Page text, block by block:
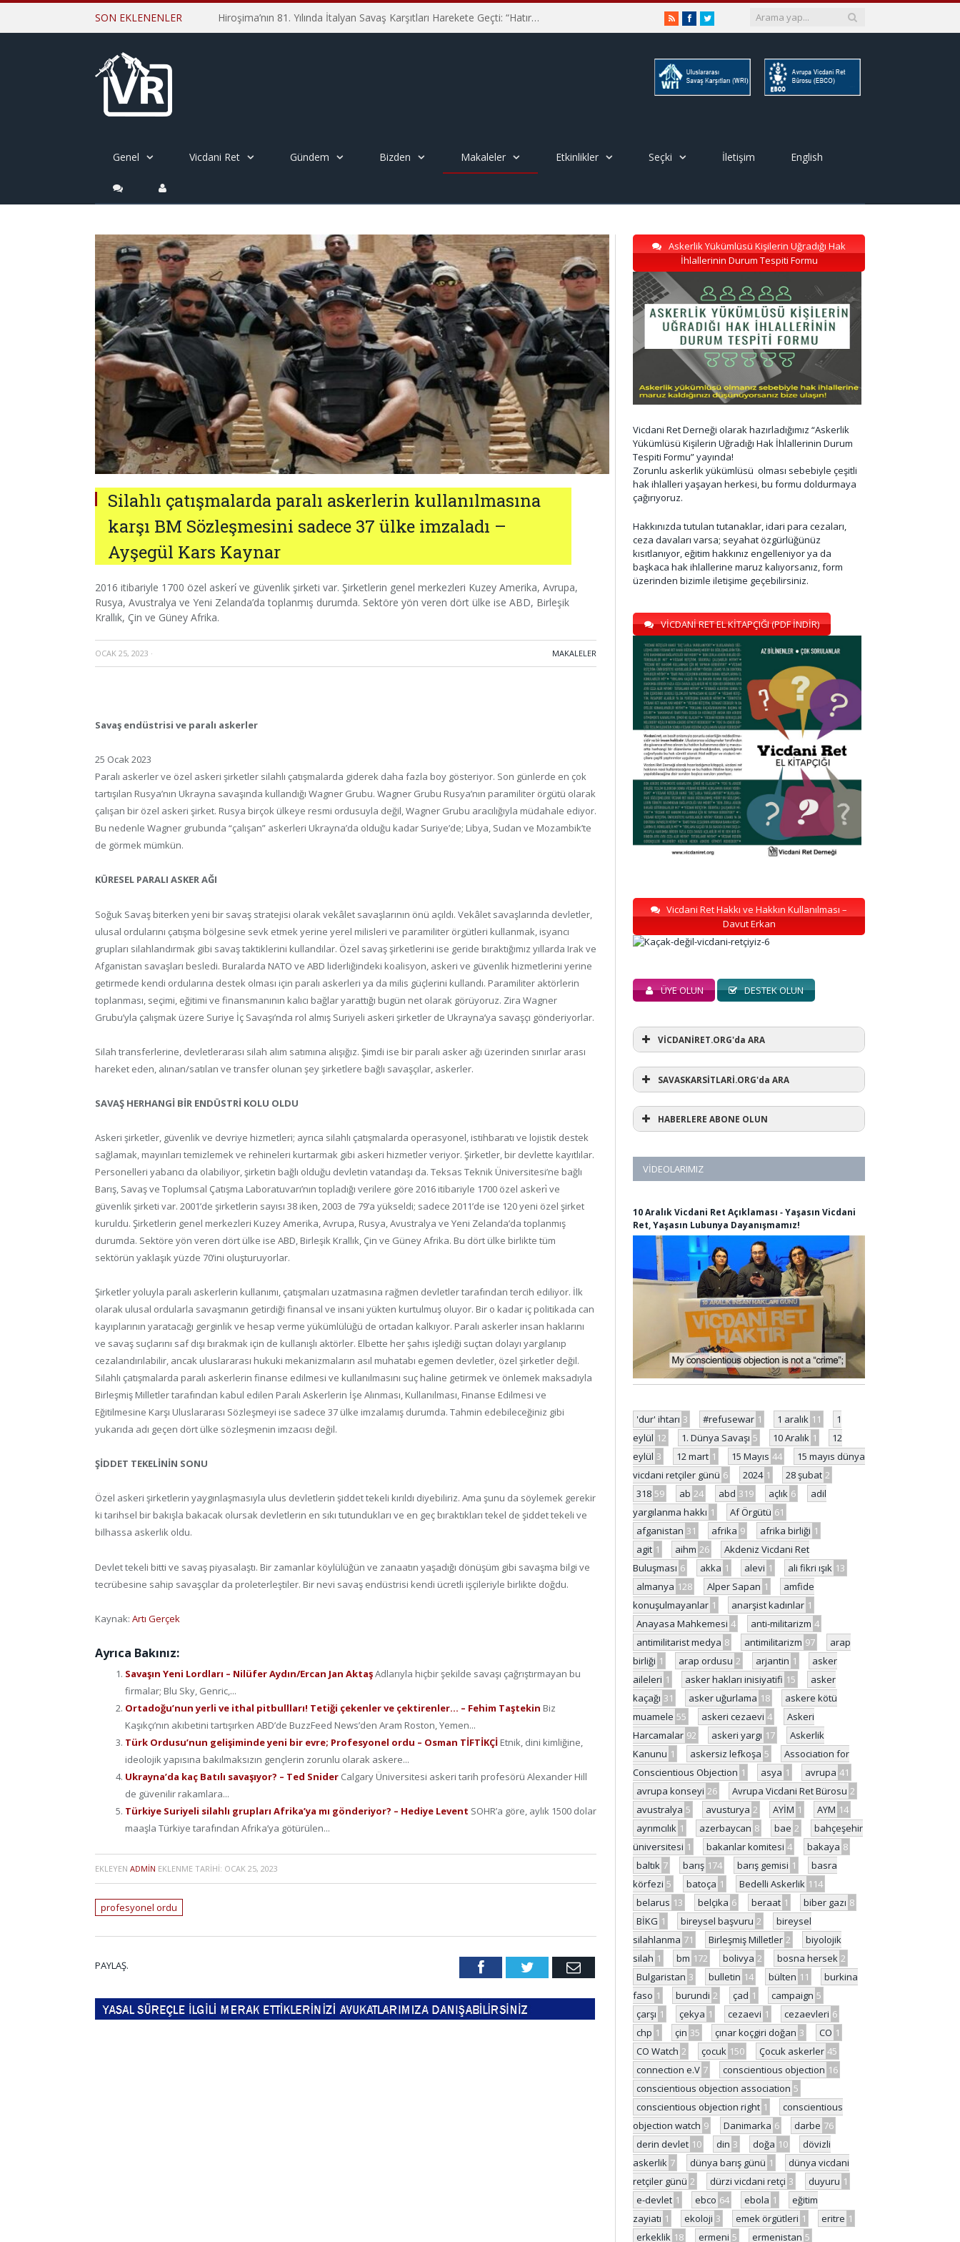
SON EKLENENLER Hiroşima’nın 81. Yılında İtalyan Savaş Karşıtları Harekete Geçti: “Hatırlamak yeterli değil” RSSFacebookTwitter
Genel Vicdani Ret Gündem Bizden Makaleler Etkinlikler Seçki İletişim English
Silahlı çatışmalarda paralı askerlerin kullanılmasına
karşı BM Sözleşmesini sadece 37 ülke imzaladı –
Ayşegül Kars Kaynar
2016 itibariyle 1700 özel askeri̇ ve güvenlik şirketi var. Şirketlerin genel merkezleri Kuzey Amerika, Avrupa,
Rusya, Avustralya ve Yeni Zelanda’da toplanmış durumda. Sektöre yön veren dört ülke ise ABD, Birleşik
Krallık, Çin ve Güney Afrika.
OCAK 25, 2023 · MAKALELER
Savaş endüstrisi ve paralı askerler
25 Ocak 2023
Paralı askerler ve özel askeri şirketler silahlı çatışmalarda giderek daha fazla boy gösteriyor. Son günlerde en çok
tartışılan Rusya’nın Ukrayna savaşında kullandığı Wagner Grubu. Wagner Grubu Rusya’nın paramiliter örgütü olarak
çalışan bir özel askeri şirket. Rusya birçok ülkeye resmi ordusuyla değil, Wagner Grubu aracılığıyla müdahale ediyor.
Bu nedenle Wagner grubunda “çalışan” askerleri Ukrayna’da olduğu kadar Suriye’de; Libya, Sudan ve Mozambik’te
de görmek mümkün.
KÜRESEL PARALI ASKER AĞI
Soğuk Savaş biterken yeni bir savaş stratejisi olarak vekâlet savaşlarının önü açıldı. Vekâlet savaşlarında devletler,
ulusal ordularını çatışma bölgesine sevk etmek yerine yerel milisleri ve paramiliter örgütleri kullanmak, isyancı
grupları silahlandırmak gibi savaş taktiklerini kullandılar. Özel savaş şirketlerini ise geride bıraktığımız yıllarda Irak ve
Afganistan savaşları besledi. Buralarda NATO ve ABD liderliğindeki koalisyon, askeri ve güvenlik hizmetlerini yerine
getirmede kendi ordularına destek olması için paralı askerleri ya da milis güçlerini kullandı. Paramiliter aktörlerin
toplanması, seçimi, eğitimi ve finansmanının kalıcı bağlar yarattığı bugün net olarak görüyoruz. Zira Wagner
Grubu’yla çalışmak üzere Suriye İç Savaşı’nda rol almış Suriyeli askeri şirketler de Ukrayna’ya savaşçı gönderiyorlar.
Silah transferlerine, devletlerarası silah alım satımına alışığız. Şimdi ise bir paralı asker ağı üzerinden sınırlar arası
hareket eden, alınan/satılan ve transfer olunan şey şirketlere bağlı savaşçılar, askerler.
SAVAŞ HERHANGİ BİR ENDÜSTRİ KOLU OLDU
Askeri şirketler, güvenlik ve devriye hizmetleri; ayrıca silahlı çatışmalarda operasyonel, istihbaratı ve lojistik destek
sağlamak, mayınları temizlemek ve rehineleri kurtarmak gibi askeri hizmetler veriyor. Şirketler, bir devlette kayıtlılar.
Personelleri yabancı da olabiliyor, şirketin bağlı olduğu devletin vatandaşı da. Teksas Teknik Üniversitesi’ne bağlı
Barış, Savaş ve Toplumsal Çatışma Laboratuvarı’nın topladığı verilere göre 2016 itibariyle 1700 özel askeri̇ ve
güvenlik şirketi var. 2001’de şirketlerin sayısı 38 iken, 2003 de 79’a yükseldi; sadece 2011’de ise 120 yeni özel şirket
kuruldu. Şirketlerin genel merkezleri Kuzey Amerika, Avrupa, Rusya, Avustralya ve Yeni Zelanda’da toplanmış
durumda. Sektöre yön veren dört ülke ise ABD, Birleşik Krallık, Çin ve Güney Afrika. Bu dört ülke birlikte tüm
sektörün yaklaşık yüzde 70’ini oluşturuyorlar.
Şirketler yoluyla paralı askerlerin kullanımı, çatışmaları uzatmasına rağmen devletler tarafından tercih ediliyor. İlk
olarak ulusal ordularla savaşmanın getirdiği finansal ve insani yükten kurtulmuş oluyor. Bir o kadar iç politikada can
kayıplarının yaratacağı gerginlik ve hesap verme yükümlülüğü de ortadan kalkıyor. Paralı askerler insan haklarını
ve savaş suçlarını saf dışı bırakmak için de kullanışlı aktörler. Elbette her şahıs işlediği suçtan dolayı yargılanıp
cezalandırılabilir, ancak uluslararası hukuki mekanizmaların asıl muhatabı egemen devletler, özel şirketler değil.
Silahlı çatışmalarda paralı askerlerin finanse edilmesi ve kullanılmasını suç haline getirmek ve önlemek maksadıyla
Birleşmiş Milletler tarafından kabul edilen Paralı Askerlerin İşe Alınması, Kullanılması, Finanse Edilmesi ve
Eğitilmesine Karşı Uluslararası Sözleşmeyi ise sadece 37 ülke imzalamış durumda. Tahmin edebileceğiniz gibi
yukarıda adı geçen dört ülke sözleşmenin imzacısı değil.
ŞİDDET TEKELİNİN SONU
Özel askeri şirketlerin yaygınlaşmasıyla ulus devletlerin şiddet tekeli kırıldı diyebiliriz. Ama şunu da söylemek gerekir
ki tarihsel bir bakışla bakacak olursak devletlerin en sıkı tutundukları ve en geç bıraktıkları tekel de şiddet tekeli ve
bilhassa askerlik oldu.
Devlet tekeli bitti ve savaş piyasalaştı. Bir zamanlar köylülüğün ve zanaatın yaşadığı dönüşüm gibi savaşma bilgi ve
tecrübesine sahip savaşçılar da proleterleştiler. Bir nevi savaş endüstrisi kendi ücretli işçileriyle birlikte doğdu.
Kaynak: Artı Gerçek
Ayrıca Bakınız:
Savaşın Yeni Lordları – Nilüfer Aydın/Ercan Jan AktaşAdlarıyla hiçbir şekilde savaşı çağrıştırmayan bu
firmalar; Blu Sky, Genric,...
Ortadoğu’nun yerli ve ithal pitbullları! Tetiği çekenler ve çektirenler… – Fehim Taştekin Biz
Kaşıkçı’nın akıbetini tartışırken ABD’de BuzzFeed News’den Aram Roston, Yemen...
Türk Ordusu’nun gelişiminde yeni bir evre; Profesyonel ordu – Osman TİFTİKÇİ Etnik, dini kimliğine,
ideolojik yapısına bakılmaksızın gençlerin zorunlu olarak askere...
Ukrayna’da kaç Batılı savaşıyor? – Ted Snider Calgary Üniversitesi askeri tarih profesörü Alexander Hill
de güvenilir rakamlara...
Türkiye Suriyeli silahlı grupları Afrika’ya mı gönderiyor? – Hediye Levent SOHR’a göre, aylık 1500 dolar
maaşla Türkiye tarafından Afrika’ya götürülen...
EKLEYEN ADMIN EKLENME TARIHI: OCAK 25, 2023
profesyonel ordu
PAYLAŞ. FacebookTwitter Email
Askerlik Yükümlüsü Kişilerin Uğradığı Hak
İhlallerinin Durum Tespiti Formu
Vicdani Ret Derneği olarak hazırladığımız “Askerlik
Yükümlüsü Kişilerin Uğradığı Hak İhlallerinin Durum
Tespiti Formu” yayında!
Zorunlu askerlik yükümlüsü olması sebebiyle çeşitli
hak ihlalleri yaşayan herkesi, bu formu doldurmaya
çağırıyoruz.
Hakkınızda tutulan tutanaklar, idari para cezaları,
ceza davaları varsa; seyahat özgürlüğünüz
kısıtlanıyor, eğitim hakkınız engelleniyor ya da
başkaca hak ihlallerine maruz kalıyorsanız, form
üzerinden bizimle iletişime geçebilirsiniz.
VİCDANİ RET EL KİTAPÇIĞI (PDF İNDİR)
Vicdani Ret Hakkı ve Hakkın Kullanılması –
Davut Erkan
ÜYE OLUN DESTEK OLUN
VİCDANİRET.ORG'da ARA
SAVASKARSİTLARİ.ORG'da ARA
HABERLERE ABONE OLUN
VIDEOLARIMIZ
10 Aralık Vicdani Ret Açıklaması ‐ Yaşasın Vicdani
Ret, Yaşasın Lubunya Dayanışmamız!
'dur' ihtarı 3 #refusewar 1 1 aralık 11
1
eylül 12 1. Dünya Savaşı 5 10 Aralık 1
12
eylül 3 12 mart 1 15 Mayıs 44
15 mayıs dünya
vicdani retçiler günü 6 2024 1 28 şubat 2
318 59 ab 24 abd 319 açlık 6
adil
yargılanma hakkı 1 Af Örgütü 61
afganistan 31 afrika 9 afrika birliği 1
agit 1 aihm 26
Akdeniz Vicdani Ret
Buluşması 6 akka 1 alevi 1 ali fikri ışık 13
almanya 128 Alper Sapan 1
amfide
konuşulmayanlar 1 anarşist kadınlar 1
Anayasa Mahkemesi 4 anti-militarizm 4
antimilitarist medya 8 antimilitarizm 97
arap
birliği 1 arap ordusu 2 arjantin 1
asker
aileleri 1 asker hakları inisiyatifi 15
asker
kaçağı 31 asker uğurlama 18
askere kötü
muamele 55 askeri cezaevi 4
Askeri
Harcamalar 92 askeri yargı 17
Askerlik
Kanunu 1 askersiz lefkoşa 5
Association for
Conscientious Objection 1 asya 1 avrupa 41
avrupa konseyi 26 Avrupa Vicdani Ret Bürosu 2
avustralya 5 avusturya 2 AYİM 1 AYM 14
ayrımcılık 1 azerbaycan 8 bae 2
bahçeşehir
üniversitesi 1 bakanlar komitesi 4 bakaya 8
baltık 7 barış 174 barış gemisi 1
basra
körfezi 5 batoça 1 Bedelli Askerlik 114
belarus 13 belçika 6 beraat 1 biber gazı 8
BİKG 1 bireysel başvuru 2
bireysel
silahlanma 71 Birleşmiş Milletler 2
biyolojik
silah 1 bm 172 bolivya 2 bosna hersek 2
Bulgaristan 3 bulletin 14 bülten 11
burkina
faso 1 burundi 2 çad 1 campaign 5
çarşı 1 çekya 1 cezaevi 1 cezaevleri 6
chp 1 çin 35 çınar koçgiri doğan 3 CO 1
CO Watch 2 çocuk 150 Çocuk askerler 45
connection e.V 7 conscientious objection 16
conscientious objection association 5
conscientious objection right 1
conscientious
objection watch 9 Danimarka 6 darbe 76
derin devlet 10 din 3 doğa 10
dövizli
askerlik 7 dünya barış günü 1
dünya vicdani
retçiler günü 2 dürzi vicdani retçi 3 duyuru 1
e-devlet 1 ebco 64 ebola 1
eğitim
zayiatı 1 ekoloji 3 emek örgütleri 1 eritre 1
erkeklik 18 ermeni 5 ermenistan 5